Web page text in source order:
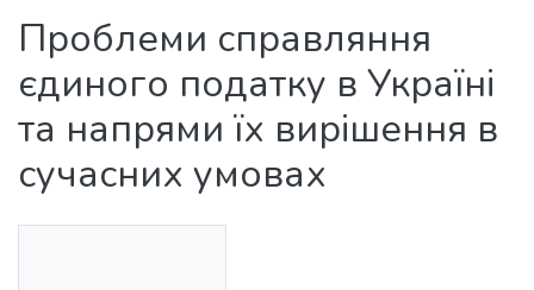
Проблеми справляння
єдиного податку в Україні
та напрями їх вирішення в
сучасних умовах